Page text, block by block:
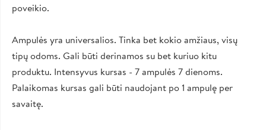
poveikio.
Ampulės yra universalios. Tinka bet kokio amžiaus, visų
tipų odoms. Gali būti derinamos su bet kuriuo kitu
produktu. Intensyvus kursas - 7 ampulės 7 dienoms.
Palaikomas kursas gali būti naudojant po 1 ampulę per
savaitę.